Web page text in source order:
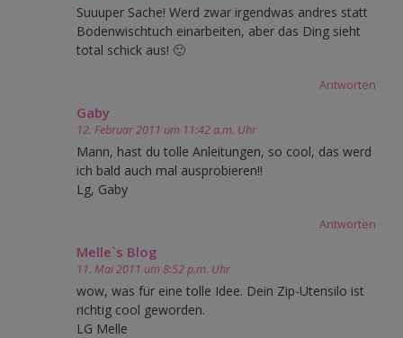
Suuuper Sache! Werd zwar irgendwas andres statt
Bodenwischtuch einarbeiten, aber das Ding sieht
total schick aus! 🙂
Antworten
Gaby
12. Februar 2011 um 11:42 a.m. Uhr
Mann, hast du tolle Anleitungen, so cool, das werd
ich bald auch mal ausprobieren!!
Lg, Gaby
Antworten
Melle`s Blog
11. Mai 2011 um 8:52 p.m. Uhr
wow, was für eine tolle Idee. Dein Zip-Utensilo ist
richtig cool geworden.
LG Melle